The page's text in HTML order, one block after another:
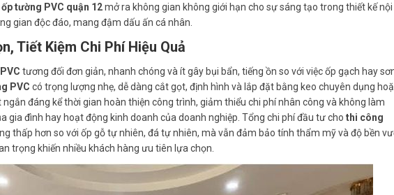
tường PVC quận 12mở ra không gian không giới hạn cho sự sáng tạo trong thiết kế nội
gian độc đáo, mang đậm dấu ấn cá nhân.
Tiết Kiệm Chi Phí Hiệu Quả
tương đối đơn giản, nhanh chóng và ít gây bụi bẩn, tiếng ồn so với việc ốp gạch hay
PVC có trọng lượng nhẹ, dễ dàng cắt gọt, định hình và lắp đặt bằng keo chuyên dụng
đáng kể thời gian hoàn thiện công trình, giảm thiểu chi phí nhân công và không làm
gia đình hay hoạt động kinh doanh của doanh nghiệp. Tổng chi phí đầu tư cho thi công
thấp hơn so với ốp gỗ tự nhiên, đá tự nhiên, mà vẫn đảm bảo tính thẩm mỹ và độ bền
trọng khiến nhiều khách hàng ưu tiên lựa chọn.